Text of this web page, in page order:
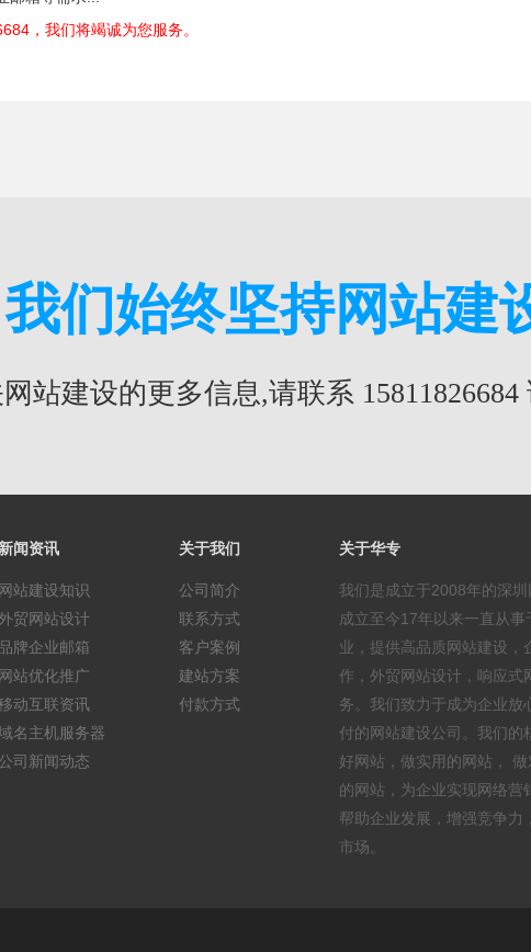
，我们将竭诚为您服务。
我们始终坚持网站建
站建设的更多信息,请联系 15811826684
新闻资讯
网站建设知识
贸网站设计
品牌企业邮箱
网站优化推广
动互联资讯
名主机服务器
司新闻动态
关于我们
公司简介
联系方式
客户案例
建站方案
付款方式
关于华专
我们是成立于2008年的深圳
成立至今17年以来一直从事
业，提供高品质网站建设，
作，外贸网站设计，响应式
务。我们致力于成为企业放
付的网站建设公司。我们的
好网站，做实用的网站，
的网站，为企业实现网络营
帮助企业发展，增强竞争力
市场。